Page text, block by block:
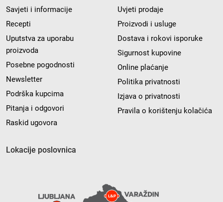
Savjeti i informacije
Recepti
Uputstva za uporabu
proizvoda
Posebne pogodnosti
Newsletter
Podrška kupcima
Pitanja i odgovori
Raskid ugovora
Uvjeti prodaje
Proizvodi i usluge
Dostava i rokovi isporuke
Sigurnost kupovine
Online plaćanje
Politika privatnosti
Izjava o privatnosti
Pravila o korištenju kolačića
Lokacije poslovnica